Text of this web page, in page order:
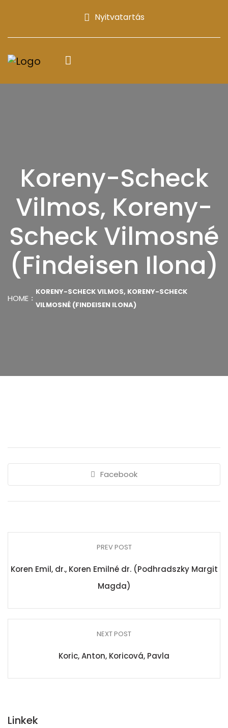
Nyitvatartás
Koreny-Scheck
Vilmos, Koreny-
Scheck Vilmosné
(Findeisen Ilona)
HOME
KORENY-SCHECK VILMOS, KORENY-SCHECK
VILMOSNÉ (FINDEISEN ILONA)
Facebook
PREV POST
Koren Emil, dr., Koren Emilné dr. (Podhradszky Margit
Magda)
NEXT POST
Koric, Anton, Koricová, Pavla
Linkek